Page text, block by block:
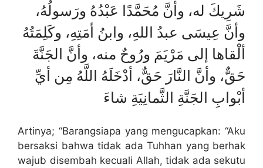
شَرِيكَ له، وأنَّ مُحَمَّدًا عَبْدُهُ ورَسولُهُ،
وأنَّ عِيسَى عبدُ اللهِ، وابنُ أمَتِهِ، وكَلِمَتُهُ
ألْقاها إلى مَرْيَمَ ورُوحٌ منه، وأنَّ الجَنَّةَ
حَقٌّ، وأنَّ النَّارَ حَقٌّ، أدْخَلَهُ اللَّهُ مِن أيِّ
أبْوابِ الجَنَّةِ الثَّمانِيَةِ شاءَ
Artinya; “Barangsiapa yang mengucapkan: “Aku
bersaksi bahwa tidak ada Tuhhan yang berhak
wajub disembah kecuali Allah, tidak ada sekutu